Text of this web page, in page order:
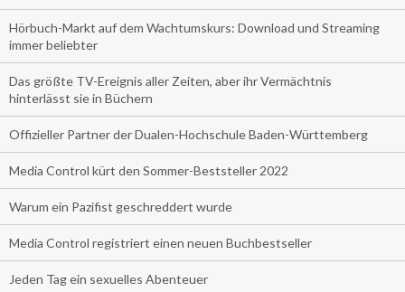
Hörbuch-Markt auf dem Wachtumskurs: Download und Streaming
immer beliebter
Das größte TV-Ereignis aller Zeiten, aber ihr Vermächtnis
hinterlässt sie in Büchern
Offizieller Partner der Dualen-Hochschule Baden-Württemberg
Media Control kürt den Sommer-Beststeller 2022
Warum ein Pazifist geschreddert wurde
Media Control registriert einen neuen Buchbestseller
Jeden Tag ein sexuelles Abenteuer